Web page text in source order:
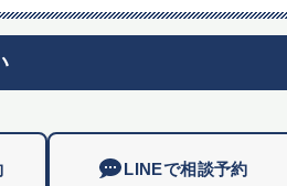
LINEで相談予約